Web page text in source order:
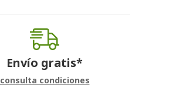
Envío gratis*
consulta condiciones